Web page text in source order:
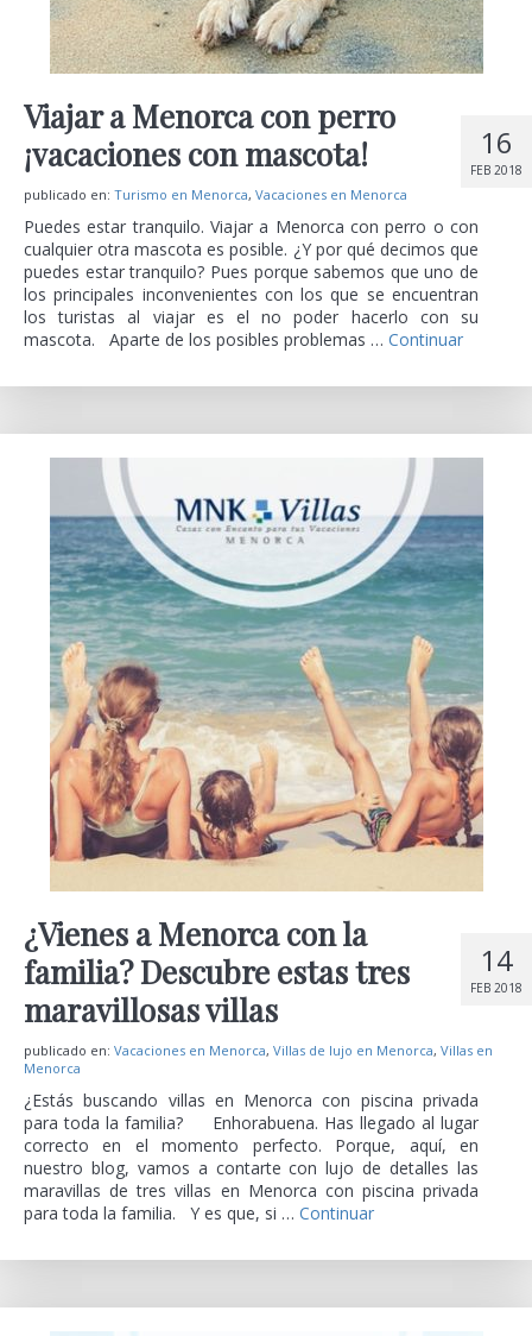
16
FEB 2018
Viajar a Menorca con perro
¡vacaciones con mascota!
publicado en: Turismo en Menorca, Vacaciones en Menorca
Puedes estar tranquilo. Viajar a Menorca con perro o con
cualquier otra mascota es posible. ¿Y por qué decimos que
puedes estar tranquilo? Pues porque sabemos que uno de
los principales inconvenientes con los que se encuentran
los turistas al viajar es el no poder hacerlo con su
mascota. Aparte de los posibles problemas … Continuar
14
FEB 2018
¿Vienes a Menorca con la
familia? Descubre estas tres
maravillosas villas
publicado en: Vacaciones en Menorca, Villas de lujo en Menorca, Villas en
Menorca
¿Estás buscando villas en Menorca con piscina privada
para toda la familia? Enhorabuena. Has llegado al lugar
correcto en el momento perfecto. Porque, aquí, en
nuestro blog, vamos a contarte con lujo de detalles las
maravillas de tres villas en Menorca con piscina privada
para toda la familia. Y es que, si … Continuar